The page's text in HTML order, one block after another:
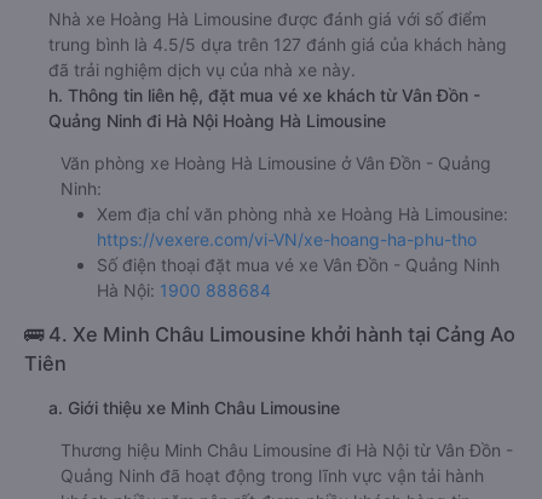
Nhà xe Hoàng Hà Limousine được đánh giá với số điểm
trung bình là 4.5/5 dựa trên 127 đánh giá của khách hàng
đã trải nghiệm dịch vụ của nhà xe này.
h. Thông tin liên hệ, đặt mua vé xe khách từ Vân Đồn -
Quảng Ninh đi Hà Nội Hoàng Hà Limousine
Văn phòng xe Hoàng Hà Limousine ở Vân Đồn - Quảng
Ninh:
Xem địa chỉ văn phòng nhà xe Hoàng Hà Limousine:
https://vexere.com/vi-VN/xe-hoang-ha-phu-tho
Số điện thoại đặt mua vé xe Vân Đồn - Quảng Ninh
Hà Nội: 1900 888684
🚌 4. Xe Minh Châu Limousine khởi hành tại Cảng Ao
Tiên
a. Giới thiệu xe Minh Châu Limousine
Thương hiệu Minh Châu Limousine đi Hà Nội từ Vân Đồn -
Quảng Ninh đã hoạt động trong lĩnh vực vận tải hành